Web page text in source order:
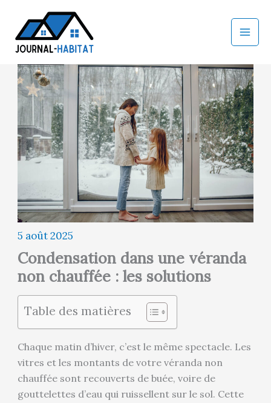
contenu
5 août 2025
Condensation dans une véranda
non chauffée : les solutions
Table des matières
Chaque matin d’hiver, c’est le même spectacle. Les
vitres et les montants de votre véranda non
chauffée sont recouverts de buée, voire de
gouttelettes d’eau qui ruissellent sur le sol. Cette